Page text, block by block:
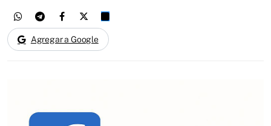
Agregar a Google